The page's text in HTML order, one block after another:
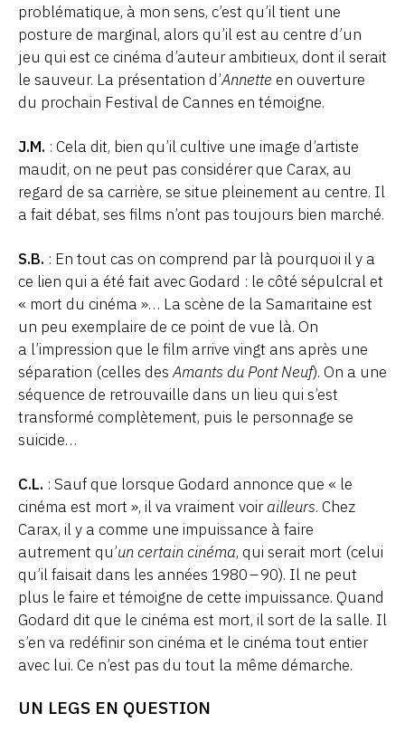
problématique, à mon sens, c’est qu’il tient une
posture de marginal, alors qu’il est au centre d’un
jeu qui est ce cinéma d’auteur ambitieux, dont il serait
le sauveur. La présentation d’Annette en ouverture
du prochain Festival de Cannes en témoigne.
J.M. : Cela dit, bien qu’il cultive une image d’artiste
maudit, on ne peut pas considérer que Carax, au
regard de sa carrière, se situe pleinement au centre. Il
a fait débat, ses films n’ont pas toujours bien marché.
S.B. : En tout cas on comprend par là pourquoi il y a
ce lien qui a été fait avec Godard : le côté sépulcral et
« mort du cinéma »… La scène de la Samaritaine est
un peu exemplaire de ce point de vue là. On
a l’impression que le film arrive vingt ans après une
séparation (celles desAmants du Pont Neuf). On a une
séquence de retrouvaille dans un lieu qui s’est
transformé complètement, puis le personnage se
suicide…
C.L. : Sauf que lorsque Godard annonce que « le
cinéma est mort », il va vraiment voirailleurs. Chez
Carax, il y a comme une impuissance à faire
autrement qu’un certain cinéma, qui serait mort (celui
qu’il faisait dans les années 1980 – 90). Il ne peut
plus le faire et témoigne de cette impuissance. Quand
Godard dit que le cinéma est mort, il sort de la salle. Il
s’en va redéfinir son cinéma et le cinéma tout entier
avec lui. Ce n’est pas du tout la même démarche.
UN LEGS EN QUESTION